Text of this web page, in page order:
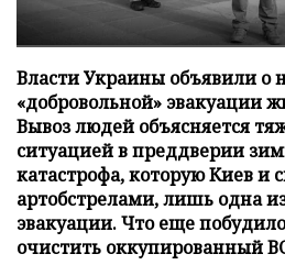
Власти Украины объявили о
«добровольной» эвакуации
Вывоз людей объясняется
ситуацией в преддверии
катастрофа, которую Киев и
артобстрелами, лишь одна
эвакуации. Что еще
очистить оккупированный